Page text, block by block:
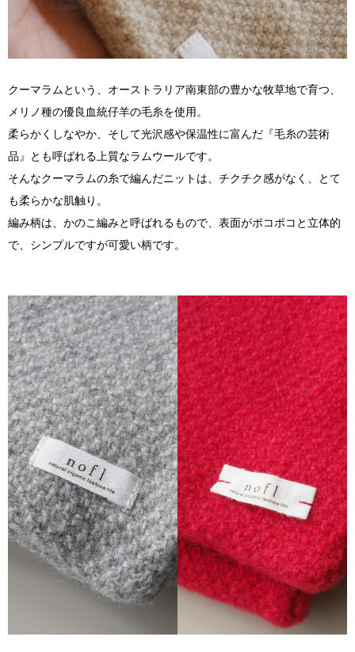
クーマラムという、オーストラリア南東部の豊かな牧草地で育つ、
メリノ種の優良血統仔羊の毛糸を使用。
柔らかくしなやか、そして光沢感や保温性に富んだ『毛糸の芸術
品』とも呼ばれる上質なラムウールです。
そんなクーマラムの糸で編んだニットは、チクチク感がなく、とて
も柔らかな肌触り。
編み柄は、かのこ編みと呼ばれるもので、表面がポコポコと立体的
で、シンプルですが可愛い柄です。